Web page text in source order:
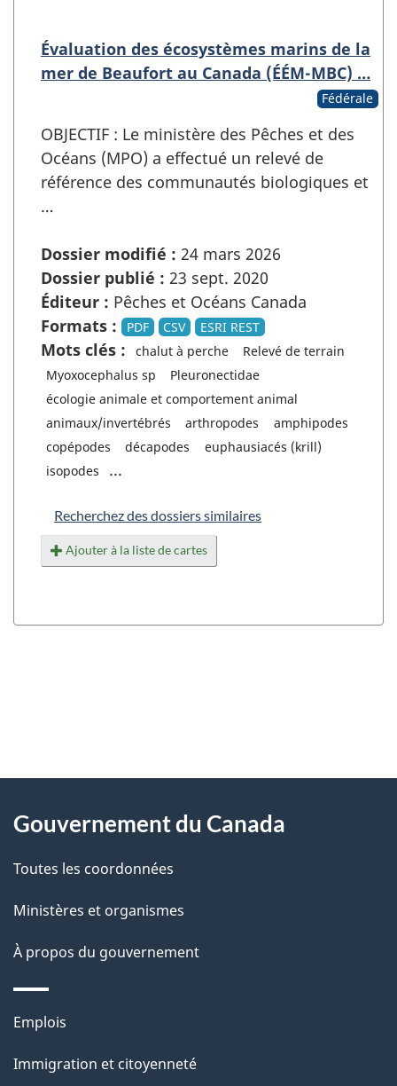
Évaluation des écosystèmes marins de la
mer de Beaufort au Canada (ÉÉM-MBC) …
Fédérale
OBJECTIF : Le ministère des Pêches et des
Océans (MPO) a effectué un relevé de
référence des communautés biologiques et
…
Dossier modifié : 24 mars 2026
Dossier publié : 23 sept. 2020
Éditeur : Pêches et Océans Canada
Formats :
PDF CSV ESRI REST
Mots clés : chalut à perche
Relevé de terrain
Myoxocephalus sp
Pleuronectidae
écologie animale et comportement animal
animaux/invertébrés
arthropodes
amphipodes
copépodes
décapodes
euphausiacés (krill)
isopodes
...
Recherchez des dossiers similaires
Ajouter à la liste de cartes
D
t
a
l
s
l
a
propos
ce
site
Gouvernement du Canada
Toutes les coordonnées
Ministères et organismes
À propos du gouvernement
Thèmes
sujets
Emplois
Immigration et citoyenneté